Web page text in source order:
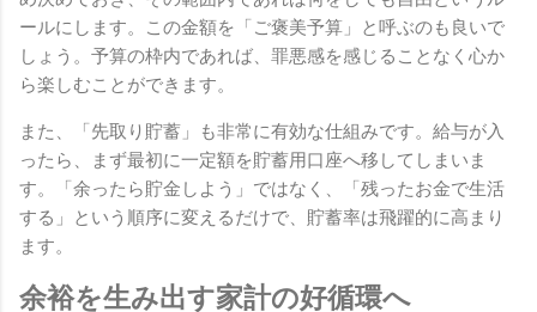
ールにします。この金額を「ご褒美予算」と呼ぶのも良いで
しょう。予算の枠内であれば、罪悪感を感じることなく心か
ら楽しむことができます。
また、「先取り貯蓄」も非常に有効な仕組みです。給与が入
ったら、まず最初に一定額を貯蓄用口座へ移してしまいま
す。「余ったら貯金しよう」ではなく、「残ったお金で生活
する」という順序に変えるだけで、貯蓄率は飛躍的に高まり
ます。
余裕を生み出す家計の好循環へ